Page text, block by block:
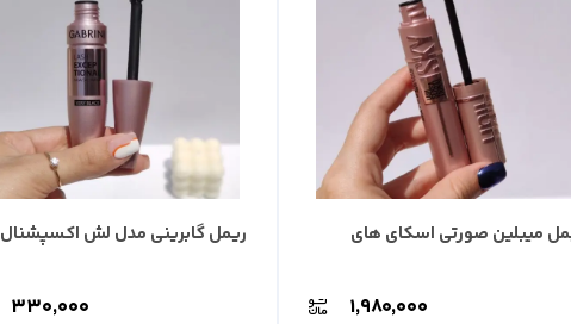
میبلین صورتی اسکای های
۱,۹۸۰,۰۰۰
ریمل گابرینی مدل لش اکسپشنال
۳۳۰,۰۰۰